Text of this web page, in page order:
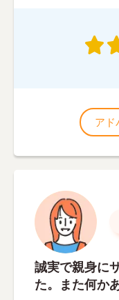
アド
誠実で親身に
た。また何か